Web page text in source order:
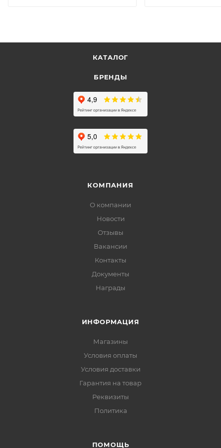
КАТАЛОГ
БРЕНДЫ
КОМПАНИЯ
О компании
Новости
Отзывы
Вакансии
Контакты
Документы
Награды
ИНФОРМАЦИЯ
Магазины
Условия оплаты
Условия доставки
Гарантия на товар
Реквизиты
Политика
ПОМОЩЬ